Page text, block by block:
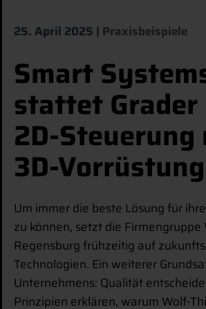
25. April 2025 Praxisbeispiele
Smart
stattet
2D-
3D-
Um immer die beste Lösung für
zu können, setzt die Firmengruppe
Regensburg frühzeitig auf
Technologien. Ein weiterer
Unternehmens: Qualität
Prinzipien erklären, warum Wolf-